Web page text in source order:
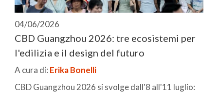
04/06/2026
CBD Guangzhou 2026: tre ecosistemi per
l'edilizia e il design del futuro
A cura di: Erika Bonelli
CBD Guangzhou 2026 si svolge dall'8 all'11 luglio: